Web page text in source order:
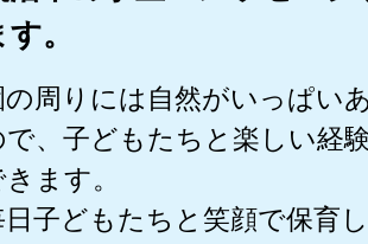
す。
の周りには自然がいっぱい
で、子どもたちと楽しい経
ます。
日子どもたちと笑顔で保育